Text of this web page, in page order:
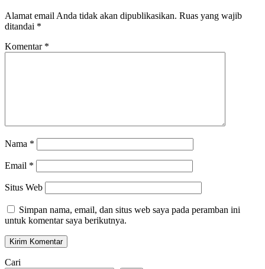
Alamat email Anda tidak akan dipublikasikan. Ruas yang wajib
ditandai *
Komentar *
Nama *
Email *
Situs Web
Simpan nama, email, dan situs web saya pada peramban ini
untuk komentar saya berikutnya.
Cari